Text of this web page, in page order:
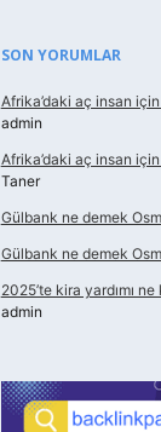
SON YORUMLAR
Afrika’daki aç insan
admin
Afrika’daki aç insan
Taner
Gülbank ne demek
Gülbank ne demek
2025’te kira yardımı
admin